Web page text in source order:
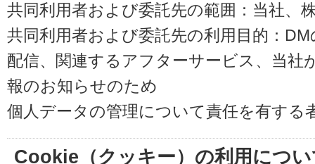
共同利用者および委託先の範囲：当社、
共同利用者および委託先の利用目的：
配信、関連するアフターサービス、当社
報のお知らせのため
個人データの管理について責任を有する
Cookie（クッキー）の利用につ